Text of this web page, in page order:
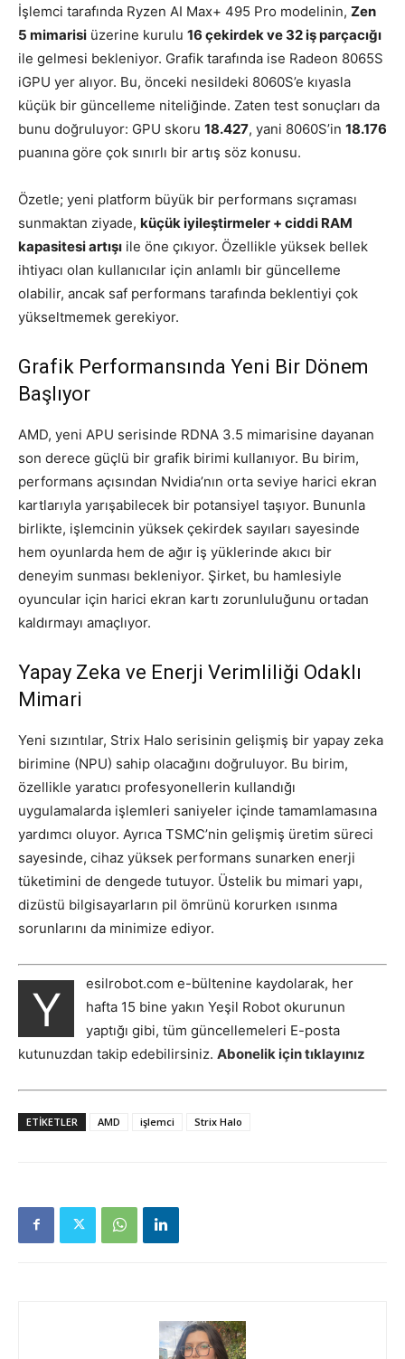
İşlemci tarafında Ryzen AI Max+ 495 Pro modelinin, Zen
5 mimarisi üzerine kurulu 16 çekirdek ve 32 iş parçacığı
ile gelmesi bekleniyor. Grafik tarafında ise Radeon 8065S
iGPU yer alıyor. Bu, önceki nesildeki 8060S’e kıyasla
küçük bir güncelleme niteliğinde. Zaten test sonuçları da
bunu doğruluyor: GPU skoru 18.427, yani 8060S’in 18.176
puanına göre çok sınırlı bir artış söz konusu.
Özetle; yeni platform büyük bir performans sıçraması
sunmaktan ziyade, küçük iyileştirmeler + ciddi RAM
kapasitesi artışı ile öne çıkıyor. Özellikle yüksek bellek
ihtiyacı olan kullanıcılar için anlamlı bir güncelleme
olabilir, ancak saf performans tarafında beklentiyi çok
yükseltmemek gerekiyor.
Grafik Performansında Yeni Bir Dönem
Başlıyor
AMD, yeni APU serisinde RDNA 3.5 mimarisine dayanan
son derece güçlü bir grafik birimi kullanıyor. Bu birim,
performans açısından Nvidia’nın orta seviye harici ekran
kartlarıyla yarışabilecek bir potansiyel taşıyor. Bununla
birlikte, işlemcinin yüksek çekirdek sayıları sayesinde
hem oyunlarda hem de ağır iş yüklerinde akıcı bir
deneyim sunması bekleniyor. Şirket, bu hamlesiyle
oyuncular için harici ekran kartı zorunluluğunu ortadan
kaldırmayı amaçlıyor.
Yapay Zeka ve Enerji Verimliliği Odaklı
Mimari
Yeni sızıntılar, Strix Halo serisinin gelişmiş bir yapay zeka
birimine (NPU) sahip olacağını doğruluyor. Bu birim,
özellikle yaratıcı profesyonellerin kullandığı
uygulamalarda işlemleri saniyeler içinde tamamlamasına
yardımcı oluyor. Ayrıca TSMC’nin gelişmiş üretim süreci
sayesinde, cihaz yüksek performans sunarken enerji
tüketimini de dengede tutuyor. Üstelik bu mimari yapı,
dizüstü bilgisayarların pil ömrünü korurken ısınma
sorunlarını da minimize ediyor.
Y
esilrobot.com e-bültenine kaydolarak, her
hafta 15 bine yakın Yeşil Robot okurunun
yaptığı gibi, tüm güncellemeleri E-posta
kutunuzdan takip edebilirsiniz. Abonelik için tıklayınız
ETIKETLER AMD işlemci Strix Halo